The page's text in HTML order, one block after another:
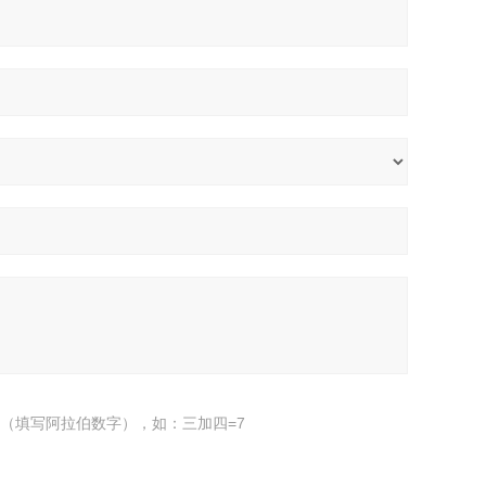
填写阿拉伯数字），如：三加四=7